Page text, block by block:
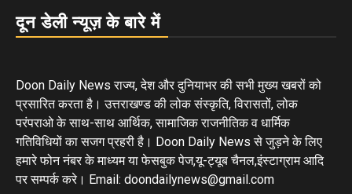
दून डेली न्यूज़ के बारे में
Doon Daily News राज्य, देश और दुनियाभर की सभी मुख्य खबरों को
प्रसारित करता है। उत्तराखण्ड की लोक संस्कृति, विरासतों, लोक
परंपराओ के साथ-साथ आर्थिक, सामाजिक राजनीतिक व धार्मिक
गतिविधियों का सजग प्रहरी है। Doon Daily News से जुड़ने के लिए
हमारे फोन नंबर के माध्यम या फेसबुक पेज,यू-ट्यूब चैनल,इंस्टाग्राम आदि
पर सम्पर्क करे। Email: doondailynews@gmail.com